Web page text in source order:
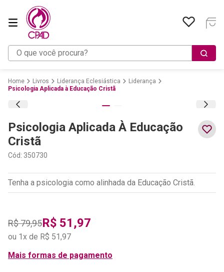
O que você procura?
Livros Liderança Eclesiástica
Liderança
Psicologia Aplicada à Educação Cristã
Psicologia Aplicada À Educação
Cristã
Cód: 350730
Tenha a psicologia como alinhada da Educação Cristã.
R$79,95R$ 51 ,97
ou 1 x de R$ 51 ,97
Mais formas de pagamento